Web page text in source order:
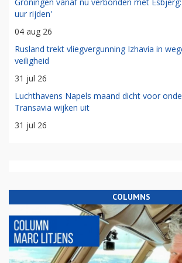
uur rijden'
04 aug 26
Rusland trekt vliegvergunning Izhavia in
veiligheid
31 jul 26
Luchthavens Napels maand dicht voor
Transavia wijken uit
31 jul 26
COLUMNS